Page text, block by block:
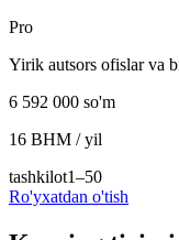
Pro
Yirik autsors ofislar va
6 592 000 so'm
16 BHM / yil
tashkilot1–50
Ro'yxatdan o'tish